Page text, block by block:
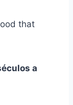
that
a